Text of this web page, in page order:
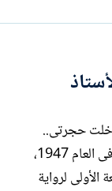
أنجبت
مسؤولية،
شاهداً...
حجرتى..
أغلقت الباب وبكيت ولدت فى العام 1947،
لرواية